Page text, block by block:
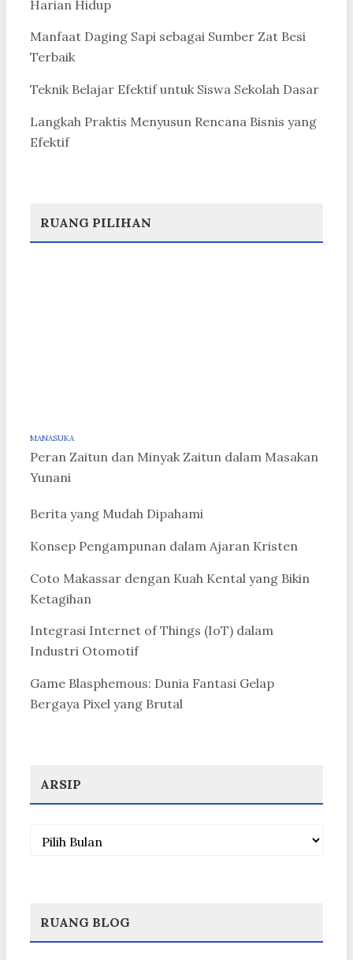
Harian Hidup
Manfaat Daging Sapi sebagai Sumber Zat Besi
Terbaik
Teknik Belajar Efektif untuk Siswa Sekolah Dasar
Langkah Praktis Menyusun Rencana Bisnis yang
Efektif
RUANG PILIHAN
MANASUKA
Peran Zaitun dan Minyak Zaitun dalam Masakan
Yunani
Berita yang Mudah Dipahami
Konsep Pengampunan dalam Ajaran Kristen
Coto Makassar dengan Kuah Kental yang Bikin
Ketagihan
Integrasi Internet of Things (IoT) dalam
Industri Otomotif
Game Blasphemous: Dunia Fantasi Gelap
Bergaya Pixel yang Brutal
ARSIP
Arsip
RUANG BLOG